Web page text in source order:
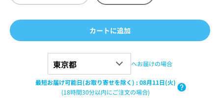
カートに追加
へお届けの場合
最短お届け可能日(お取り寄せを除く) : 08月11日(火)
(18時間30分以内にご注文の場合)